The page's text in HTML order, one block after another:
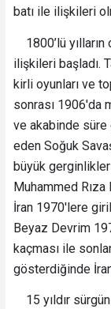
batı ile ilişkileri
1800’lü yılların
ilişkileri başladı.
kirli oyunları ve
sonrası 1906'da
ve akabinde süre
eden Soğuk
büyük
Muhammed
İran 1970'lere
Beyaz Devrim
kaçması ile
gösterdiğinde
15 yıldır